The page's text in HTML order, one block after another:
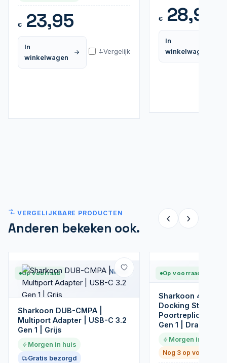
€23,95
In
winkelwagen
Vergelijk
€28,95
In
winkelwagen
VERGELIJKBARE PRODUCTEN
Anderen bekeken ook.
‹ ›
Op voorraad Nieuw
Sharkoon DUB-CMPA |
Multiport Adapter | USB-C 3.2
Gen 1 | Grijs
Morgen in huis
Gratis bezorgd
Op voorraad
Sharkoon
Docking Station &
Poortreplicator |
Gen 1 |
Morgen in huis
Nog 3 op voorraad